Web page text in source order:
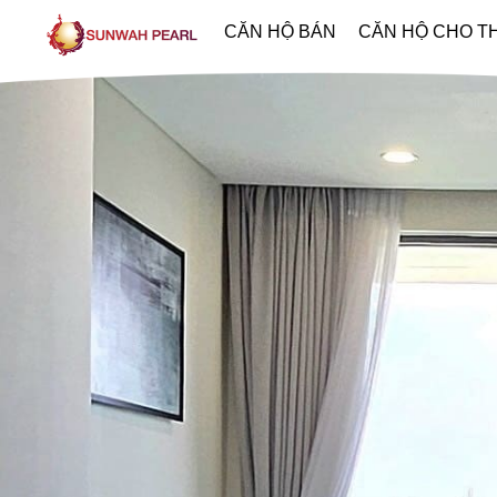
CĂN HỘ BÁN CĂN HỘ CHO